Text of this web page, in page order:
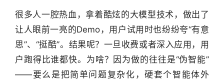
很多人一腔热血，拿着酷炫的大模型技术，做出了
让人眼前一亮的Demo，用户试用时也纷纷夸“有意
思”、“挺酷”。结果呢？一旦收费或者深入应用，用
户跑得比谁都快。为啥？因为做的往往是“伪智能”
——要么是把简单问题复杂化，硬套个智能体外